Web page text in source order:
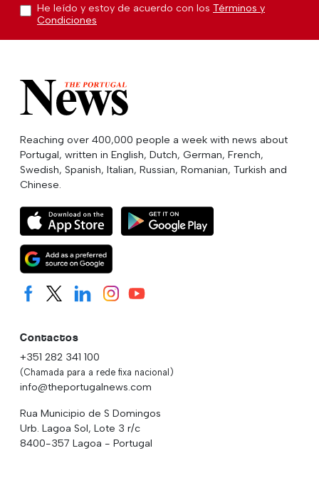
He leído y estoy de acuerdo con los Términos y
Condiciones
Reaching over 400,000 people a week with news about
Portugal, written in English, Dutch, German, French,
Swedish, Spanish, Italian, Russian, Romanian, Turkish and
Chinese.
Contactos
+351 282 341 100
(Chamada para a rede fixa nacional)
info@theportugalnews.com
Rua Municipio de S Domingos
Urb. Lagoa Sol, Lote 3 r/c
8400-357 Lagoa - Portugal